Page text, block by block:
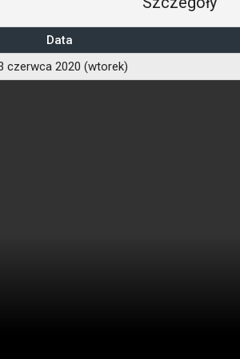
Data
czerwca 2020 (wtorek)